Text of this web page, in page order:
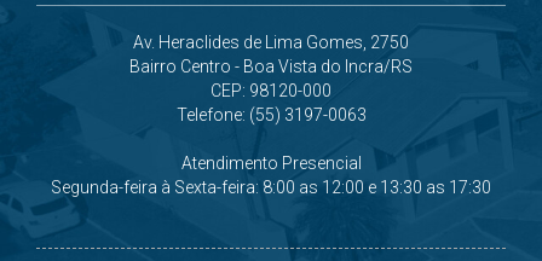
Av. Heraclides de Lima Gomes, 2750
Bairro Centro - Boa Vista do Incra/RS
CEP: 98120-000
Telefone: (55) 3197-0063
Atendimento Presencial
Segunda-feira à Sexta-feira: 8:00 as 12:00 e 13:30 as 17:30